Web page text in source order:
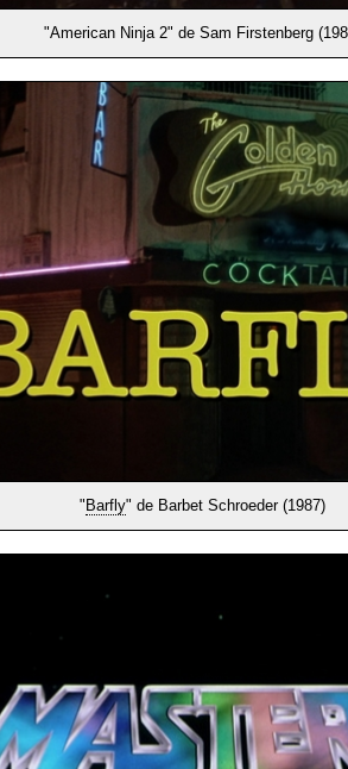
"American Ninja 2" de Sam Firstenberg
" Barfly" de Barbet Schroeder (1987)